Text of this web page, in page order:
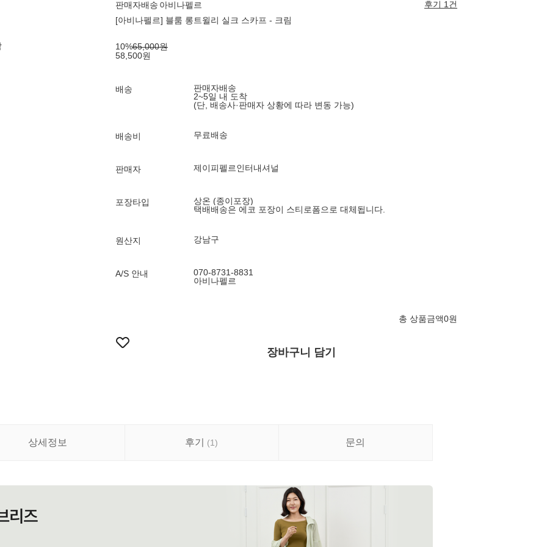
판매자배송 아비나펠르
후기 1건
[아비나펠르] 블룸 롱트윌리 실크 스카프 - 크림
10%65,000원
58,500원
배송
판매자배송
2~5일 내 도착
(단, 배송사·판매자 상황에 따라 변동 가능)
배송비 무료배송
판매자 제이피펠르인터내셔널
포장타입
상온 (종이포장)
택배배송은 에코 포장이 스티로폼으로 대체됩니다.
원산지 강남구
A/S 안내
070-8731-8831
아비나펠르
총 상품금액0원
장바구니 담기
상세정보 후기 (1) 문의